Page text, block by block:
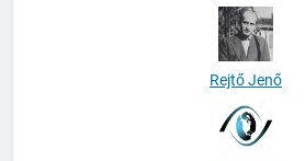
Rejtő Jenő